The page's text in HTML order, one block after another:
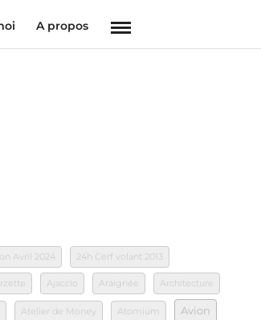
A propos
Avril 2024 24h Cerf volant 2013
Ajaccio Araignée Architecture
Atelier de Money Atomium Avion